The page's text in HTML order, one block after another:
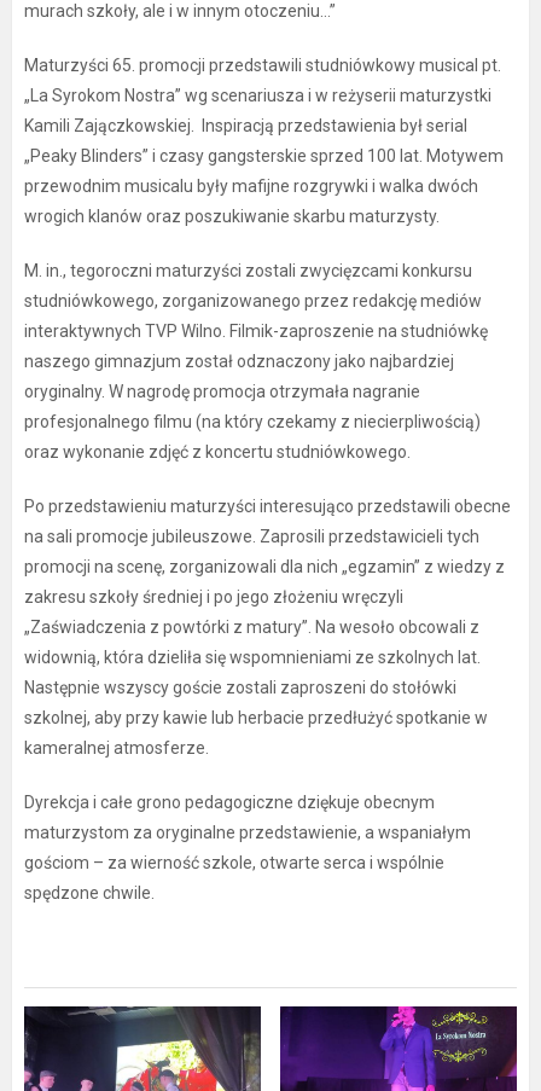
murach szkoły, ale i w innym otoczeniu…”
Maturzyści 65. promocji przedstawili studniówkowy musical pt.
„La Syrokom Nostra” wg scenariusza i w reżyserii maturzystki
Kamili Zajączkowskiej. Inspiracją przedstawienia był serial
„Peaky Blinders” i czasy gangsterskie sprzed 100 lat. Motywem
przewodnim musicalu były mafijne rozgrywki i walka dwóch
wrogich klanów oraz poszukiwanie skarbu maturzysty.
M. in., tegoroczni maturzyści zostali zwycięzcami konkursu
studniówkowego, zorganizowanego przez redakcję mediów
interaktywnych TVP Wilno. Filmik-zaproszenie na studniówkę
naszego gimnazjum został odznaczony jako najbardziej
oryginalny. W nagrodę promocja otrzymała nagranie
profesjonalnego filmu (na który czekamy z niecierpliwością)
oraz wykonanie zdjęć z koncertu studniówkowego.
Po przedstawieniu maturzyści interesująco przedstawili obecne
na sali promocje jubileuszowe. Zaprosili przedstawicieli tych
promocji na scenę, zorganizowali dla nich „egzamin” z wiedzy z
zakresu szkoły średniej i po jego złożeniu wręczyli
„Zaświadczenia z powtórki z matury”. Na wesoło obcowali z
widownią, która dzieliła się wspomnieniami ze szkolnych lat.
Następnie wszyscy goście zostali zaproszeni do stołówki
szkolnej, aby przy kawie lub herbacie przedłużyć spotkanie w
kameralnej atmosferze.
Dyrekcja i całe grono pedagogiczne dziękuje obecnym
maturzystom za oryginalne przedstawienie, a wspaniałym
gościom – za wierność szkole, otwarte serca i wspólnie
spędzone chwile.